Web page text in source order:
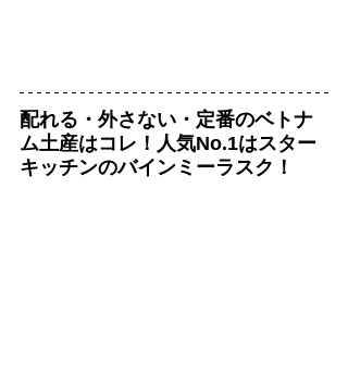
配れる・外さない・定番のベトナ
ム土産はコレ！人気No.1はスター
キッチンのバインミーラスク！